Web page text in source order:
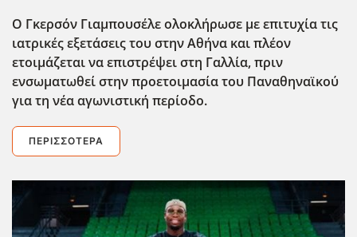
Ο Γκερσόν Γιαμπουσέλε ολοκλήρωσε με επιτυχία τις
ιατρικές εξετάσεις του στην Αθήνα και πλέον
ετοιμάζεται να επιστρέψει στη Γαλλία, πριν
ενσωματωθεί στην προετοιμασία του Παναθηναϊκού
για τη νέα αγωνιστική περίοδο.
ΠΕΡΙΣΣΌΤΕΡΑ